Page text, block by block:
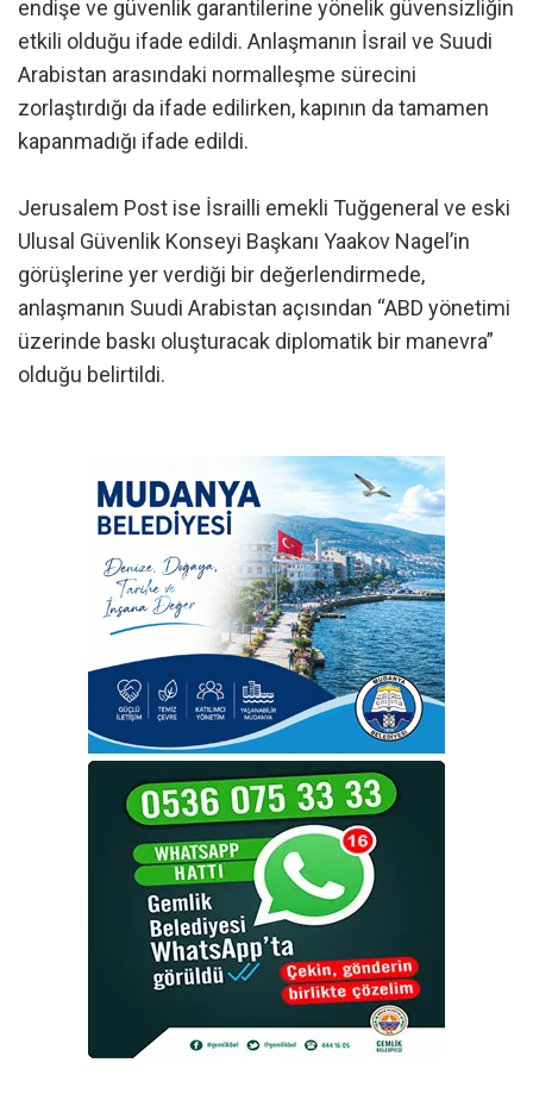
endişe ve güvenlik garantilerine yönelik güvensizliğin
etkili olduğu ifade edildi. Anlaşmanın İsrail ve Suudi
Arabistan arasındaki normalleşme sürecini
zorlaştırdığı da ifade edilirken, kapının da tamamen
kapanmadığı ifade edildi.
Jerusalem Post ise İsrailli emekli Tuğgeneral ve eski
Ulusal Güvenlik Konseyi Başkanı Yaakov Nagel’in
görüşlerine yer verdiği bir değerlendirmede,
anlaşmanın Suudi Arabistan açısından “ABD yönetimi
üzerinde baskı oluşturacak diplomatik bir manevra”
olduğu belirtildi.